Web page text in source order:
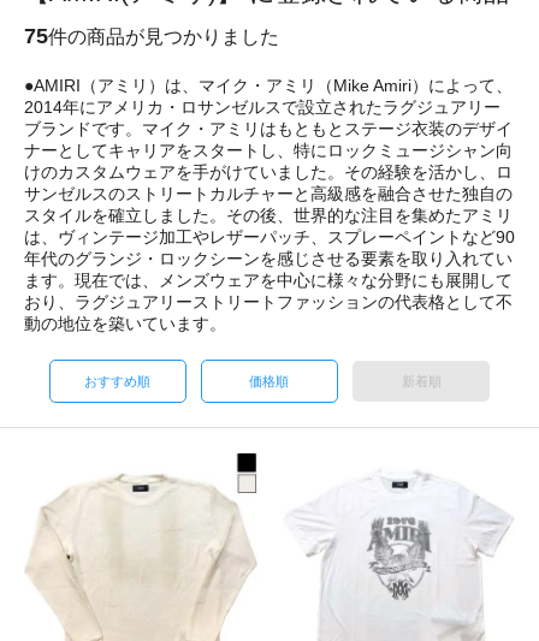
75件の商品が見つかりました
●AMIRI（アミリ）は、マイク・アミリ（Mike Amiri）によって、
2014年にアメリカ・ロサンゼルスで設立されたラグジュアリー
ブランドです。マイク・アミリはもともとステージ衣装のデザイ
ナーとしてキャリアをスタートし、特にロックミュージシャン向
けのカスタムウェアを手がけていました。その経験を活かし、ロ
サンゼルスのストリートカルチャーと高級感を融合させた独自の
スタイルを確立しました。その後、世界的な注目を集めたアミリ
は、ヴィンテージ加工やレザーパッチ、スプレーペイントなど90
年代のグランジ・ロックシーンを感じさせる要素を取り入れてい
ます。現在では、メンズウェアを中心に様々な分野にも展開して
おり、ラグジュアリーストリートファッションの代表格として不
動の地位を築いています。
おすすめ順 価格順 新着順